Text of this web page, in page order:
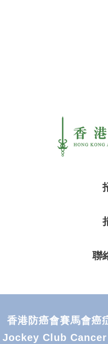
聯
香港防癌會賽馬會癌
Jockey Club